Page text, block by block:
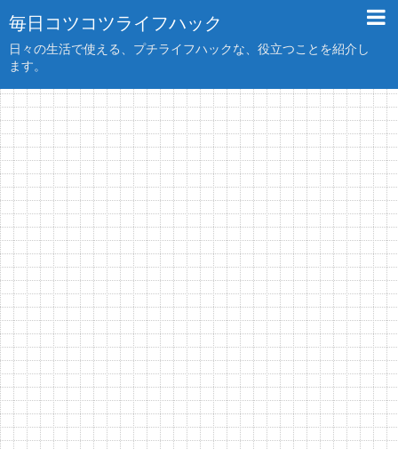
毎日コツコツライフハック
日々の生活で使える、プチライフハックな、役立つことを紹介し
ます。